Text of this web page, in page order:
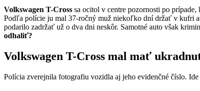
Volkswagen T-Cross sa ocitol v centre pozornosti po
Podľa polície ju mal 37-ročný muž niekoľko dní držať v kufri
podarilo zadržať už o dva dni neskôr. Samotné auto však
odhaliť?
Volkswagen T-Cross mal mať
Polícia zverejnila fotografiu vozidla aj jeho evidenčné číslo. Ide